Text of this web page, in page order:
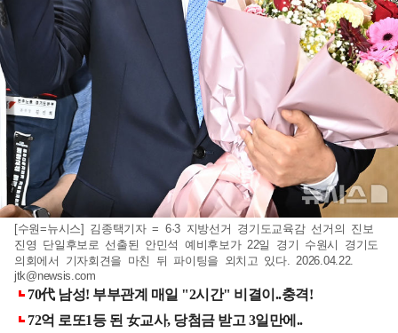
[수원=뉴시스] 김종택기자 = 6·3 지방선거 경기도교육감 선거의 진보
진영 단일후보로 선출된 안민석 예비후보가 22일 경기 수원시 경기도
의회에서 기자회견을 마친 뒤 파이팅을 외치고 있다. 2026.04.22.
jtk@newsis.com